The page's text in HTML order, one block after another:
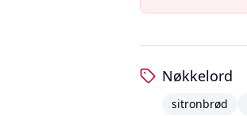
Nøkkelord
sitronbrød